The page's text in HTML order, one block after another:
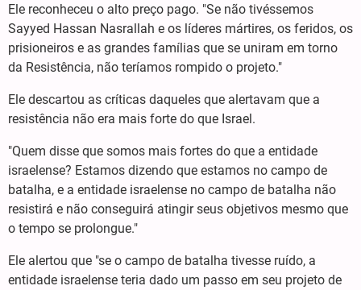
Ele reconheceu o alto preço pago. "Se não tivéssemos
Sayyed Hassan Nasrallah e os líderes mártires, os feridos, os
prisioneiros e as grandes famílias que se uniram em torno
da Resistência, não teríamos rompido o projeto."
Ele descartou as críticas daqueles que alertavam que a
resistência não era mais forte do que Israel.
"Quem disse que somos mais fortes do que a entidade
israelense? Estamos dizendo que estamos no campo de
batalha, e a entidade israelense no campo de batalha não
resistirá e não conseguirá atingir seus objetivos mesmo que
o tempo se prolongue."
Ele alertou que "se o campo de batalha tivesse ruído, a
entidade israelense teria dado um passo em seu projeto de